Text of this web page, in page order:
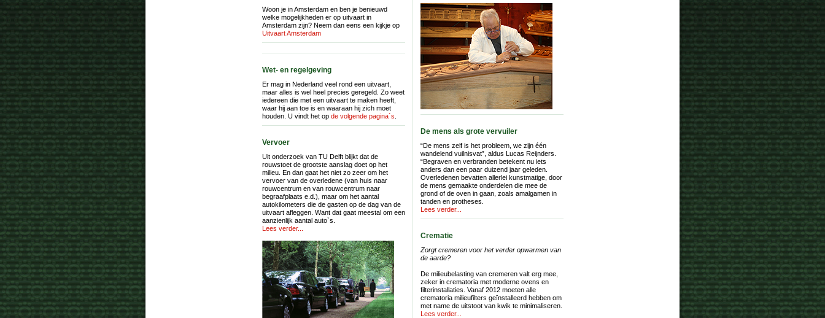
Woon je in Amsterdam en ben je benieuwd
welke mogelijkheden er op uitvaart in
Amsterdam zijn? Neem dan eens een kijkje op
Uitvaart Amsterdam
Wet- en regelgeving
Er mag in Nederland veel rond een uitvaart,
maar alles is wel heel precies geregeld. Zo weet
iedereen die met een uitvaart te maken heeft,
waar hij aan toe is en waaraan hij zich moet
houden. U vindt het op de volgende pagina`s
Vervoer
Uit onderzoek van TU Delft blijkt dat de
rouwstoet de grootste aanslag doet op het
milieu. En dan gaat het niet zo zeer om het
vervoer van de overledene (van huis naar
rouwcentrum en van rouwcentrum naar
begraafplaats e.d.), maar om het aantal
autokilometers die de gasten op de dag van de
uitvaart afleggen. Want dat gaat meestal om een
aanzienlijk aantal auto`s.
Lees verder...
De mens als grote vervuiler
“De mens zelf is het probleem, we zijn één
wandelend vuilnisvat”, aldus Lucas Reijnders.
“Begraven en verbranden betekent nu iets
anders dan een paar duizend jaar geleden.
Overledenen bevatten allerlei kunstmatige, door
de mens gemaakte onderdelen die mee de
grond of de oven in gaan, zoals amalgamen in
tanden en protheses.
Lees verder...
Crematie
Zorgt cremeren voor het verder opwarmen van
de aarde?
De milieubelasting van cremeren valt erg mee,
zeker in crematoria met moderne ovens en
filterinstallaties. Vanaf 2012 moeten alle
crematoria milieufilters geïnstalleerd hebben om
met name de uitstoot van kwik te minimaliseren.
Lees verder...